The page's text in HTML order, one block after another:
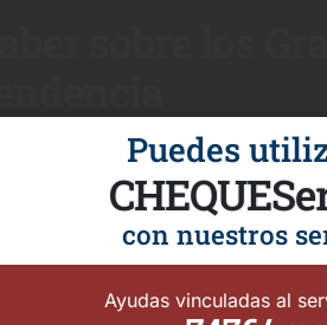
no te
Puedes
con nuestros
Ayudas vinculadas al